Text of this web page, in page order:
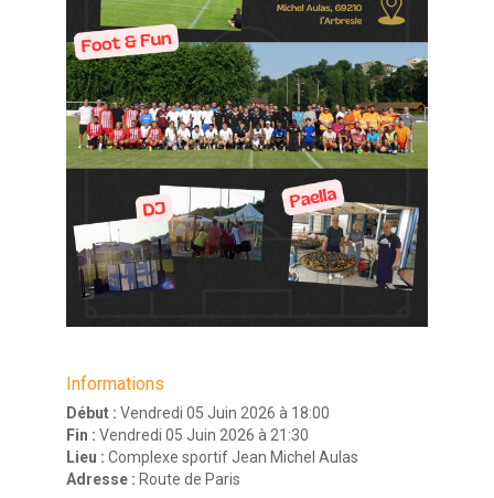
Informations
Début : Vendredi 05 Juin 2026 à 18:00
Fin : Vendredi 05 Juin 2026 à 21:30
Lieu : Complexe sportif Jean Michel Aulas
Adresse : Route de Paris